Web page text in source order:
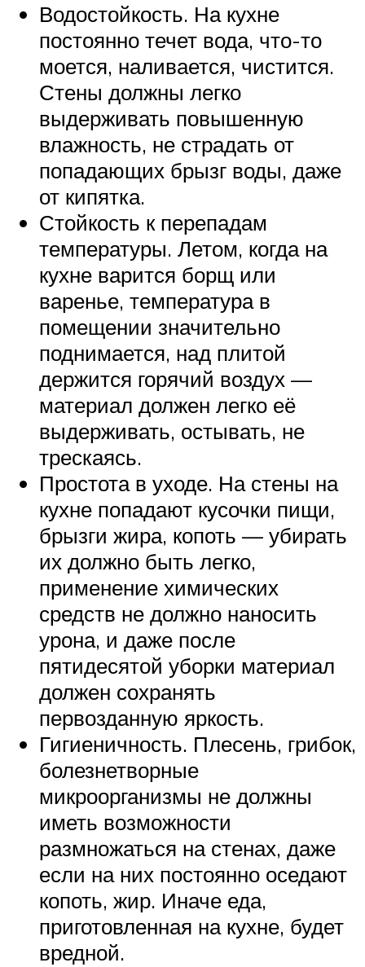
Водостойкость. На кухне
постоянно течет вода, что-то
моется, наливается, чистится.
Стены должны легко
выдерживать повышенную
влажность, не страдать от
попадающих брызг воды, даже
от кипятка.
Стойкость к перепадам
температуры. Летом, когда на
кухне варится борщ или
варенье, температура в
помещении значительно
поднимается, над плитой
держится горячий воздух —
материал должен легко её
выдерживать, остывать, не
трескаясь.
Простота в уходе. На стены на
кухне попадают кусочки пищи,
брызги жира, копоть — убирать
их должно быть легко,
применение химических
средств не должно наносить
урона, и даже после
пятидесятой уборки материал
должен сохранять
первозданную яркость.
Гигиеничность. Плесень, грибок,
болезнетворные
микроорганизмы не должны
иметь возможности
размножаться на стенах, даже
если на них постоянно оседают
копоть, жир. Иначе еда,
приготовленная на кухне, будет
вредной.